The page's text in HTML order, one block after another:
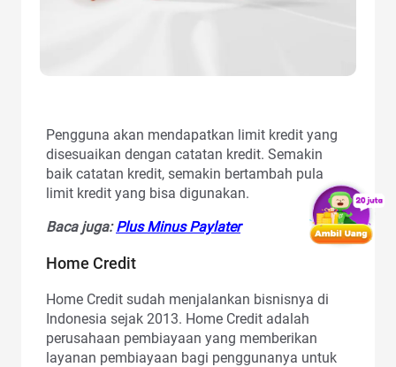
Pengguna akan mendapatkan limit kredit yang
disesuaikan dengan catatan kredit. Semakin
baik catatan kredit, semakin bertambah pula
limit kredit yang bisa digunakan.
Baca juga:Plus Minus Paylater
Home Credit
Home Credit sudah menjalankan bisnisnya di
Indonesia sejak 2013. Home Credit adalah
perusahaan pembiayaan yang memberikan
layanan pembiayaan bagi penggunanya untuk